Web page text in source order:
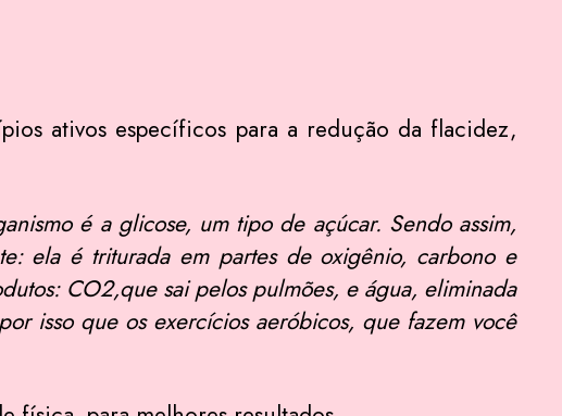
ativos específicos para a redução da flacidez,
é a glicose, um tipo de açúcar. Sendo assim,
ela é triturada em partes de oxigênio, carbono e
CO2,que sai pelos pulmões, e água, eliminada
isso que os exercícios aeróbicos, que fazem você